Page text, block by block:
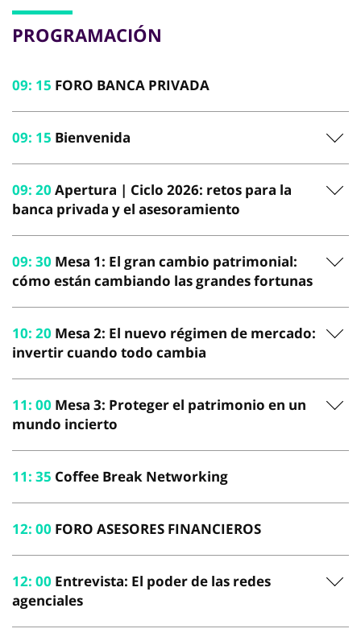
PROGRAMACIÓN
09: 15 FORO BANCA PRIVADA
09: 15 Bienvenida
09: 20 Apertura | Ciclo 2026: retos para la
banca privada y el asesoramiento
09: 30 Mesa 1: El gran cambio patrimonial:
cómo están cambiando las grandes fortunas
10: 20 Mesa 2: El nuevo régimen de mercado:
invertir cuando todo cambia
11: 00 Mesa 3: Proteger el patrimonio en un
mundo incierto
11: 35 Coffee Break Networking
12: 00 FORO ASESORES FINANCIEROS
12: 00 Entrevista: El poder de las redes
agenciales